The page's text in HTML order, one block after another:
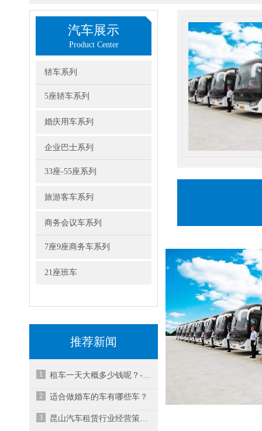
汽车展示
Product Center
轿车系列
5座轿车系列
婚庆用车系列
企业巴士系列
33座-55座系列
旅游客车系列
商务会议车系列
7座9座商务车系列
21座班车
推荐新闻
1 租车一天大概多少钱呢？-昆山租车
2 适合做婚车的车有哪些车？
3 昆山汽车租赁行业经营策略有哪些呢？